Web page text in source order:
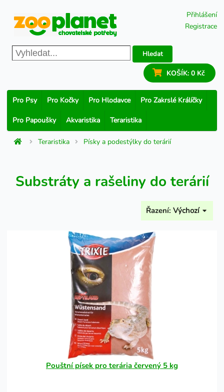
Přihlášení
Registrace
Hledat
KOŠÍK: 0 Kč
Pro Psy Pro Kočky Pro Hlodavce Pro Zakrslé Králíčky
Pro Papoušky Akvaristika Teraristika
Teraristika Písky a podestýlky do terárií
Substráty a rašeliny do terárií
Řazení: Výchozí
Pouštní písek pro terária červený 5 kg